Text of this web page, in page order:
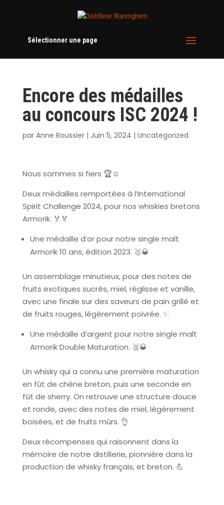
Sélectionner une page
Encore des médailles
au concours ISC 2024 !
par Anne Roussier| Juin 5, 2024 | Uncategorized
Nous sommes si fiers 🏆☺️
Deux médailles remportées à l’International
Spirit Challenge 2024, pour nos whiskies bretons
Armorik. 🏅🏅
Une médaille d’or pour notre single malt
Armorik 10 ans, édition 2023. 🥇🥃
Un assemblage minutieux, pour des notes de
fruits exotiques sucrés, miel, réglisse et vanille,
avec une finale sur des saveurs de pain grillé et
de fruits rouges, légèrement poivrée. ✨
Une médaille d’argent pour notre single malt
Armorik Double Maturation. 🥈🥃
Un whisky qui a connu une première maturation
en fût de chêne breton, puis une seconde en
fût de sherry. On retrouve une structure douce
et ronde, avec des notes de miel, légèrement
boisées, et de fruits mûrs. 👌
Deux récompenses qui raisonnent dans la
mémoire de notre distillerie, pionnière dans la
production de whisky français, et breton. 💪